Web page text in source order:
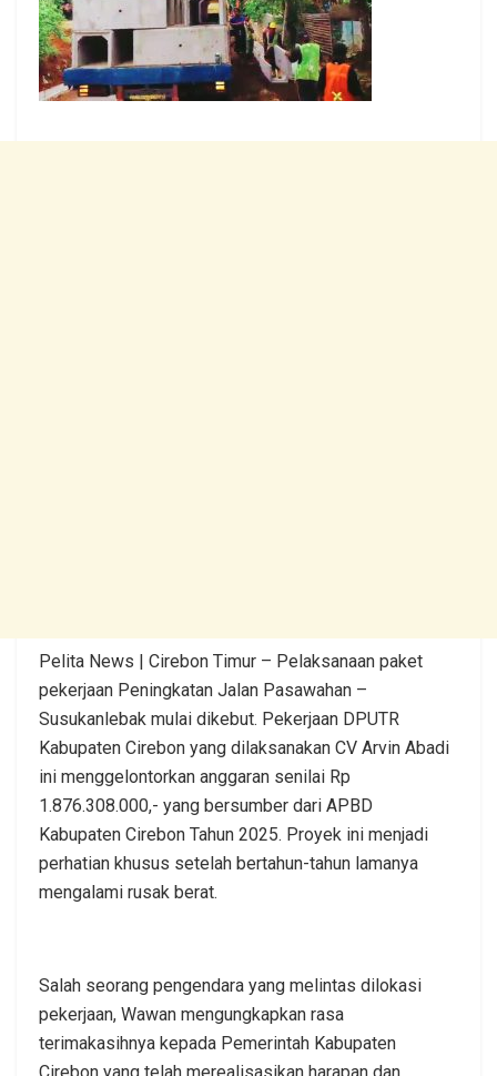
Pelita News | Cirebon Timur – Pelaksanaan paket
pekerjaan Peningkatan Jalan Pasawahan –
Susukanlebak mulai dikebut. Pekerjaan DPUTR
Kabupaten Cirebon yang dilaksanakan CV Arvin Abadi
ini menggelontorkan anggaran senilai Rp
1.876.308.000,- yang bersumber dari APBD
Kabupaten Cirebon Tahun 2025. Proyek ini menjadi
perhatian khusus setelah bertahun-tahun lamanya
mengalami rusak berat.
Salah seorang pengendara yang melintas dilokasi
pekerjaan, Wawan mengungkapkan rasa
terimakasihnya kepada Pemerintah Kabupaten
Cirebon yang telah merealisasikan harapan dan